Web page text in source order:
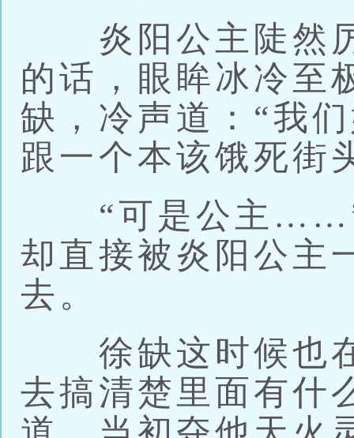
炎阳公主陡然厉
的话，眼眸冰冷至
缺，冷声道：“我
跟一个本该饿死街
“可是公主……”
却直接被炎阳公主
去。
徐缺这时候也在
去搞清楚里面有什